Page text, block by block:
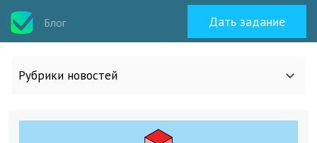
Блог Дать задание
Рубрики новостей
Все статьи